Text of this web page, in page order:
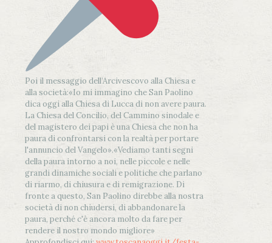
Poi il messaggio dell’Arcivescovo alla Chiesa e
alla società:«Io mi immagino che San Paolino
dica oggi alla Chiesa di Lucca di non avere paura.
La Chiesa del Concilio, del Cammino sinodale e
del magistero dei papi è una Chiesa che non ha
paura di confrontarsi con la realtà per portare
l'annuncio del Vangelo».«Vediamo tanti segni
della paura intorno a noi, nelle piccole e nelle
grandi dinamiche sociali e politiche che parlano
di riarmo, di chiusura e di remigrazione. Di
fronte a questo, San Paolino direbbe alla nostra
società di non chiudersi, di abbandonare la
paura, perché c'è ancora molto da fare per
rendere il nostro mondo migliore»